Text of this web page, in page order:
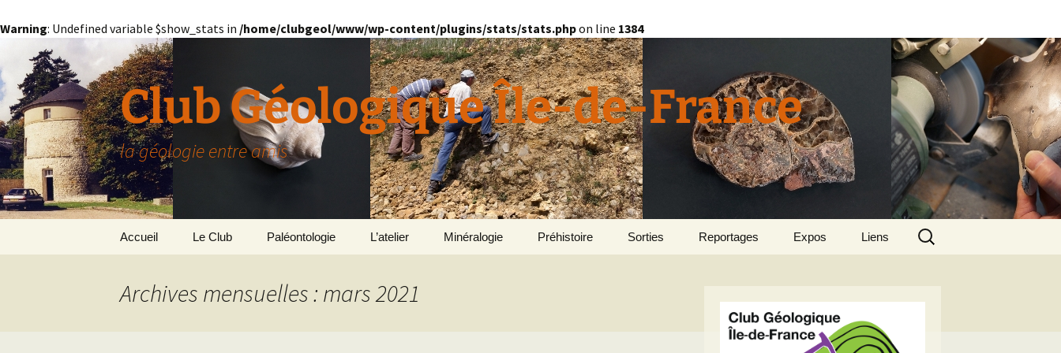
Warning: Undefined variable $show_stats in /home/clubgeol/www/wp-content/plugins/stats/stats.phpon line 1384
au
contenu
Club Géologique Île-de-France
la géologie entre amis
Accueil Le Club Paléontologie L’atelier Minéralogie Préhistoire Sorties Reportages Expos Liens
Rechercher :
Archives mensuelles : mars 2021